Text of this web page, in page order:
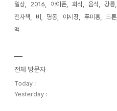
일상
2016 아이폰 회식 음식
강릉
전자책
비 명동 야시장 푸미홍
드론
맥
전체 방문자
Today :
Yesterday :